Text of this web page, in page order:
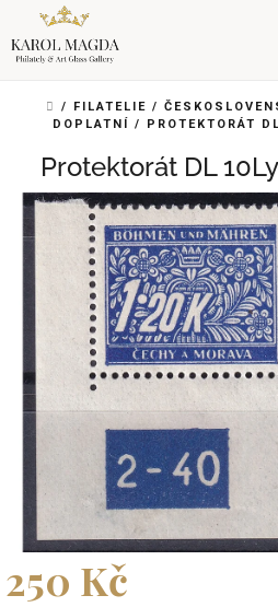
obsah
DOMŮ
/ FILATELIE /
DOPLATNÍ / PROTEKTORÁT
Protektorát DL
250 Kč